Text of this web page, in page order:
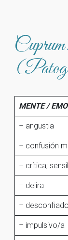
Cuprum
MENTE /
– angustia
– confusión
– crítica;
– delira
–
– impulsivo/a